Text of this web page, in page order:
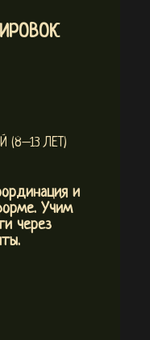
(8–13 ЛЕТ)
и
Учим
через